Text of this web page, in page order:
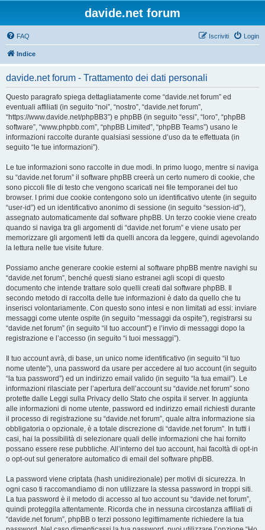
davide.net forum
FAQ Login
Iscriviti
Indice
davide.net forum - Trattamento dei dati personali
Questo paragrafo spiega dettagliatamente come “davide.net forum” ed
eventuali affiliati (in seguito “noi”, “nostro”, “davide.net forum”,
“https://www.davide.net/phpBB3”) e phpBB (in seguito “essi”, “loro”, “phpBB
software”, “www.phpbb.com”, “phpBB Limited”, “phpBB Teams”) usano le
informazioni raccolte durante qualsiasi sessione d’uso da te effettuata (in
seguito “le tue informazioni”).
Le tue informazioni sono raccolte in due modi. In primo luogo, mentre si naviga
su “davide.net forum” il software phpBB creerà un certo numero di cookie, che
sono piccoli file di testo che vengono scaricati nei file temporanei del tuo
browser. I primi due cookie contengono solo un identificativo utente (in seguito
“user-id”) ed un identificativo anonimo di sessione (in seguito “session-id”),
assegnato automaticamente dal software phpBB. Un terzo cookie viene creato
quando si naviga tra gli argomenti di “davide.net forum” e viene usato per
memorizzare gli argomenti letti da quelli ancora da leggere, quindi agevolando
la lettura nelle tue visite future.
Possiamo anche generare cookie esterni al software phpBB mentre navighi su
“davide.net forum”, benché questi siano estranei agli scopi di questo
documento che intende trattare solo quelli creati dal software phpBB. Il
secondo metodo di raccolta delle tue informazioni è dato da quello che tu
inserisci volontariamente. Con questo sono intesi e non limitati ad essi: inviare
messaggi come utente ospite (in seguito “messaggi da ospite”), registrarsi su
“davide.net forum” (in seguito “il tuo account”) e l’invio di messaggi dopo la
registrazione e l’accesso (in seguito “i tuoi messaggi”).
Il tuo account avrà, di base, un unico nome identificativo (in seguito “il tuo
nome utente”), una password da usare per accedere al tuo account (in seguito
“la tua password”) ed un indirizzo email valido (in seguito “la tua email”). Le
informazioni rilasciate per l’apertura dell’account su “davide.net forum” sono
protette dalle Leggi sulla Privacy dello Stato che ospita il server. In aggiunta
alle informazioni di nome utente, password ed indirizzo email richiesti durante
il processo di registrazione su “davide.net forum”, quale altra informazione sia
obbligatoria o opzionale, è a totale discrezione di “davide.net forum”. In tutti i
casi, hai la possibilità di selezionare quali delle informazioni che hai fornito
possano essere rese pubbliche. All’interno del tuo account, hai facoltà di opt-in
o opt-out sul generatore automatico di email del software phpBB.
La password viene criptata (hash unidirezionale) per motivi di sicurezza. In
ogni caso ti raccomandiamo di non utilizzare la stessa password in troppi siti.
La tua password è il metodo di accesso al tuo account su “davide.net forum”,
quindi proteggila attentamente. Ricorda che in nessuna circostanza affiliati di
“davide.net forum”, phpBB o terzi possono legittimamente richiedere la tua